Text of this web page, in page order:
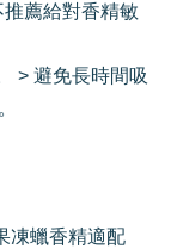
薦給對香精敏
> 避免長時間吸
凍蠟香精適配